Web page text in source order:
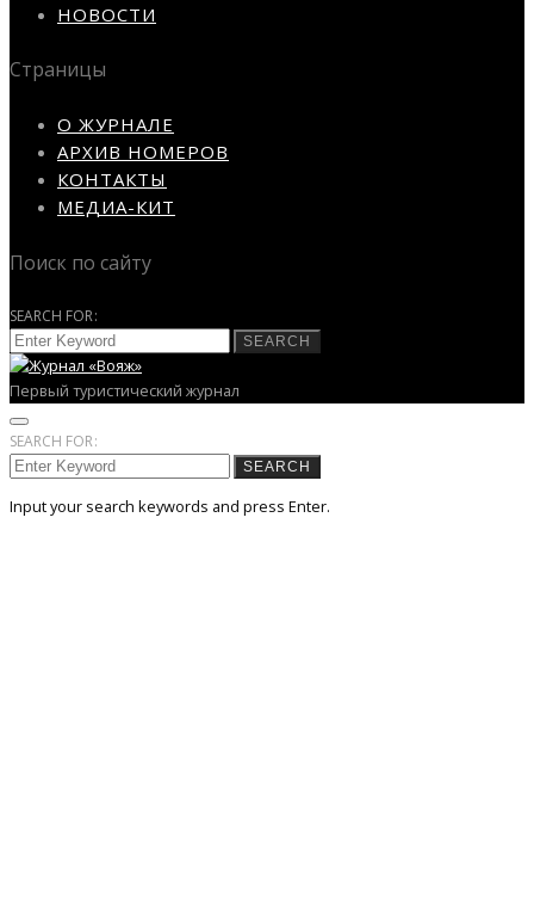
НОВОСТИ
Страницы
О ЖУРНАЛЕ
АРХИВ НОМЕРОВ
КОНТАКТЫ
МЕДИА-КИТ
Поиск по сайту
SEARCH FOR:
SEARCH
Первый туристический журнал
SEARCH FOR:
SEARCH
Input your search keywords and press Enter.